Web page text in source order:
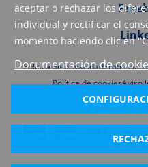
aceptar o rechazar los
individual y rectificar el
momento haciendo clic en
Documentación de
Política de privacidadProtección
Política de cookiesAviso